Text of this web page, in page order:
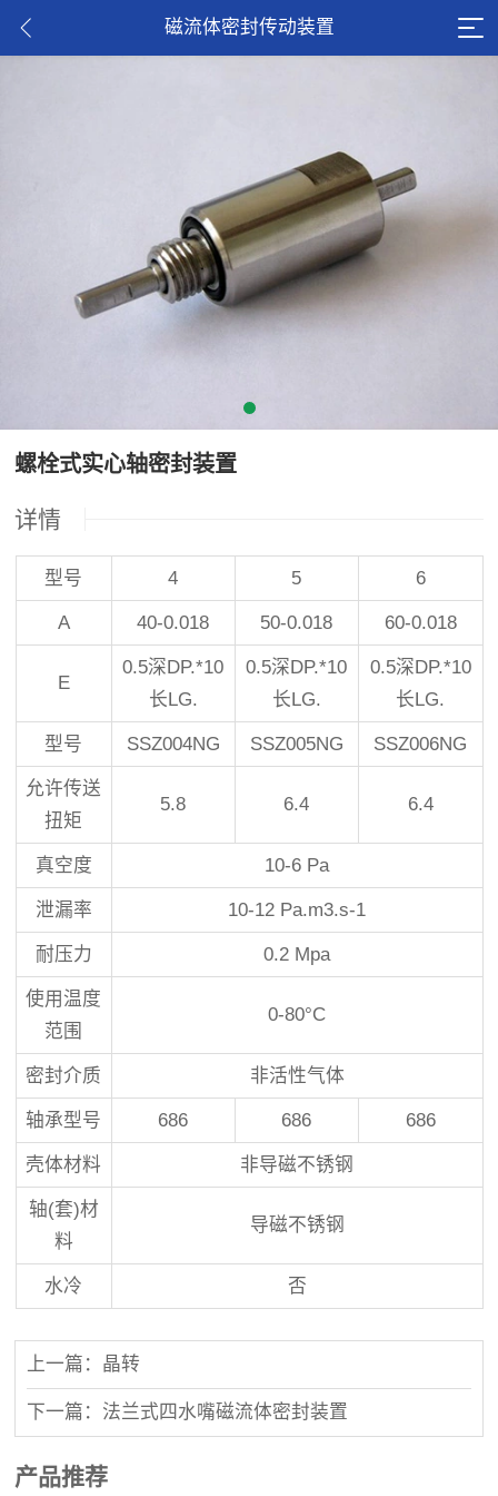
磁流体密封传动装置
螺栓式实心轴密封装置
详情
型号 4 5 6
A 40-0.018 50-0.018 60-0.018
E
0.5深DP.*10
长LG.
0.5深DP.*10
长LG.
0.5深DP.*10
长LG.
型号 SSZ004NG SSZ005NG SSZ006NG
允许传送
扭矩
5.8 6.4 6.4
真空度 10-6 Pa
泄漏率 10-12 Pa.m3.s-1
耐压力 0.2 Mpa
使用温度
范围
0-80°C
密封介质 非活性气体
轴承型号 686 686 686
壳体材料 非导磁不锈钢
轴(套)材
料
导磁不锈钢
水冷 否
上一篇：晶转
下一篇：法兰式四水嘴磁流体密封装置
产品推荐